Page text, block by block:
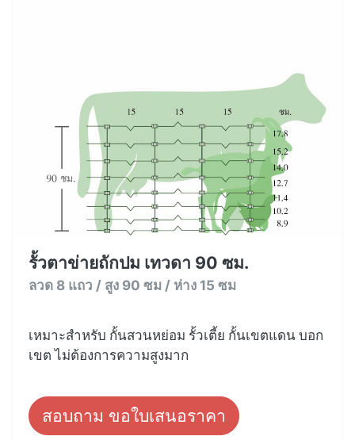
รั้วตาข่ายถักปม เทวดา 90 ซม.
ลวด 8 แถว / สูง 90 ซม / ห่าง 15 ซม
เหมาะสำหรับ กั้นสวนหย่อม รั้วเตี้ย กั้นเขตแดน บอก
เขต ไม่ต้องการความสูงมาก
สอบถาม ขอใบเสนอราคา